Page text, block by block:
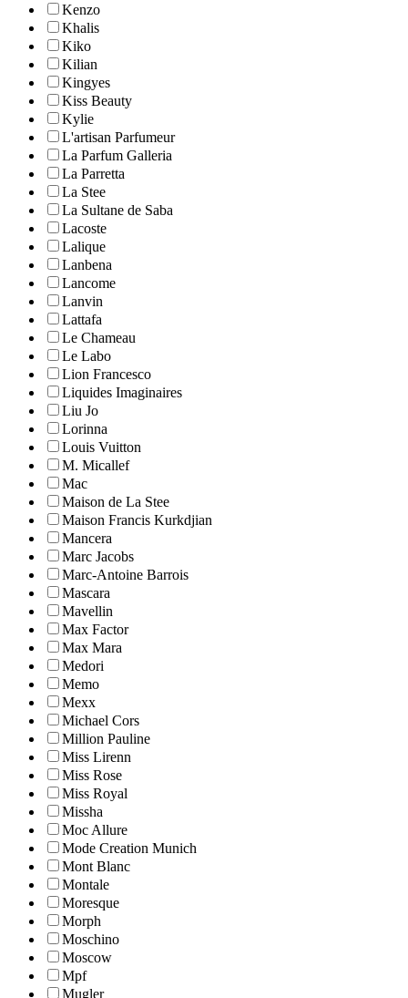
Kenzo
Khalis
Kiko
Kilian
Kingyes
Kiss Beauty
Kylie
L'artisan Parfumeur
La Parfum Galleria
La Parretta
La Stee
La Sultane de Saba
Lacoste
Lalique
Lanbena
Lancome
Lanvin
Lattafa
Le Chameau
Le Labo
Lion Francesco
Liquides Imaginaires
Liu Jo
Lorinna
Louis Vuitton
M. Micallef
Mac
Maison de La Stee
Maison Francis Kurkdjian
Mancera
Marc Jacobs
Marc-Antoine Barrois
Mascara
Mavellin
Max Factor
Max Mara
Medori
Memo
Mexx
Michael Cors
Million Pauline
Miss Lirenn
Miss Rose
Miss Royal
Missha
Moc Allure
Mode Creation Munich
Mont Blanc
Montale
Moresque
Morph
Moschino
Moscow
Mpf
Mugler